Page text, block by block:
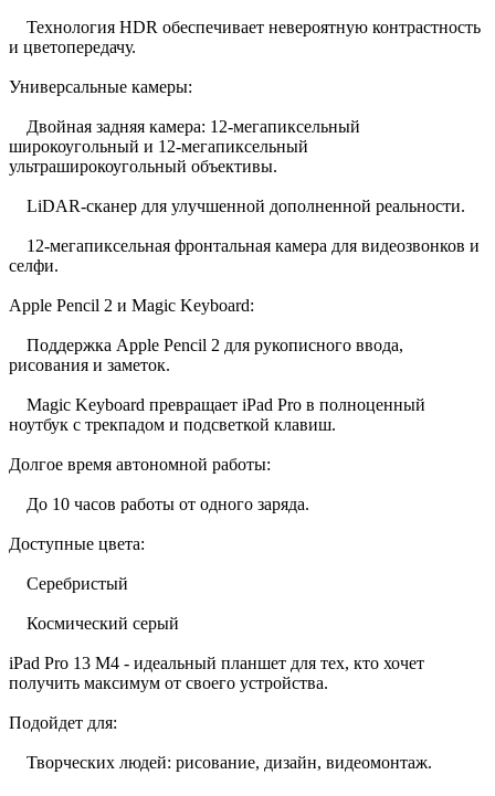
Технология HDR обеспечивает невероятную контрастность
и цветопередачу.
Универсальные камеры:
Двойная задняя камера: 12-мегапиксельный
широкоугольный и 12-мегапиксельный
ультраширокоугольный объективы.
LiDAR-сканер для улучшенной дополненной реальности.
12-мегапиксельная фронтальная камера для видеозвонков и
селфи.
Apple Pencil 2 и Magic Keyboard:
Поддержка Apple Pencil 2 для рукописного ввода,
рисования и заметок.
Magic Keyboard превращает iPad Pro в полноценный
ноутбук с трекпадом и подсветкой клавиш.
Долгое время автономной работы:
До 10 часов работы от одного заряда.
Доступные цвета:
Серебристый
Космический серый
iPad Pro 13 M4 - идеальный планшет для тех, кто хочет
получить максимум от своего устройства.
Подойдет для:
Творческих людей: рисование, дизайн, видеомонтаж.